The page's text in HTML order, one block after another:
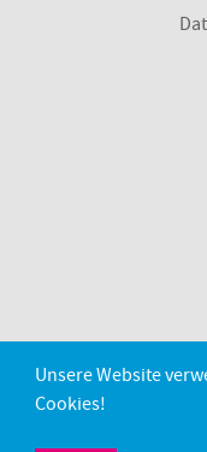
Unsere Website
Cookies!